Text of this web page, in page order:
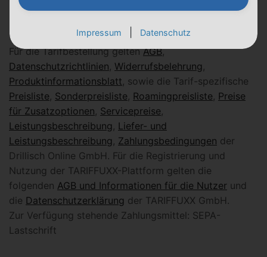
Für die Tarifbestellung geltenAGB,
Datenschutzrichtlinien, Widerrufsbelehrung ,
Produktinformationsblatt, sowie die Tarif-spezifische
Preisliste, Sonderpreisliste, Roamingpreisliste, Preise
für Zusatzoptionen, Servicepreise,
Leistungsbeschreibung , Liefer- und
Leistungsbeschreibung , Zahlungsbedingungen der
Drillisch Online GmbH. Für die Registrierung und
Nutzung der TARIFFUXX-Plattform gelten die
folgenden AGB und Informationen für die Nutzer und
die Datenschutzerklärung der TARIFFUXX GmbH.
Zur Verfügung stehende Zahlungsmittel: SEPA-
Lastschrift
Impressum Datenschutz